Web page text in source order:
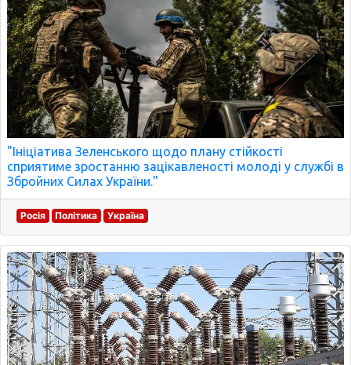
"Ініціатива Зеленського щодо плану стійкості
сприятиме зростанню зацікавленості молоді у службі в
Збройних Силах України."
Росія Політика Україна